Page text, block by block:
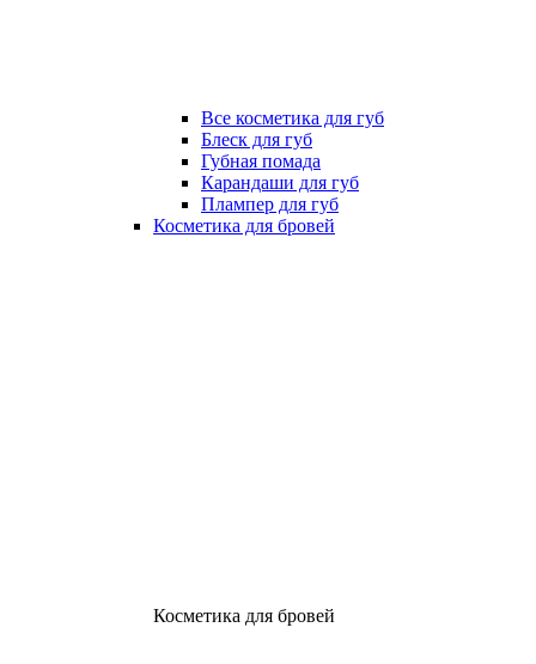
Все косметика для губ
Блеск для губ
Губная помада
Карандаши для губ
Плампер для губ
Косметика для бровей
Косметика для бровей